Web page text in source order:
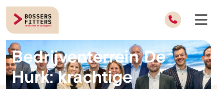
Bedrijventerrein De
Hurk: krachtige